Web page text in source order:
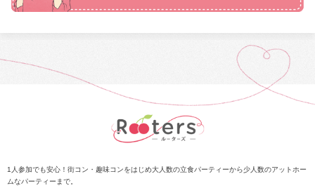
1人参加でも安心！街コン・趣味コンをはじめ大人数の立食パーティーから少人数のアットホー
ムなパーティーまで。